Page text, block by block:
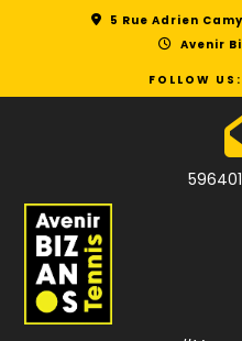
5 Rue Adrien
Avenir
FOLLOW US: